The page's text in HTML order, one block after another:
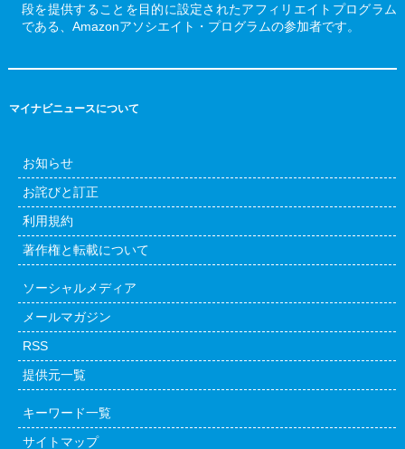
段を提供することを目的に設定されたアフィリエイトプログラム
である、Amazonアソシエイト・プログラムの参加者です。
マイナビニュースについて
お知らせ
お詫びと訂正
利用規約
著作権と転載について
ソーシャルメディア
メールマガジン
RSS
提供元一覧
キーワード一覧
サイトマップ